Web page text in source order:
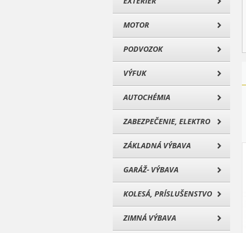
MOTOR
PODVOZOK
VÝFUK
AUTOCHÉMIA
ZABEZPEČENIE, ELEKTRO
ZÁKLADNÁ VÝBAVA
GARÁŽ- VÝBAVA
KOLESÁ, PRÍSLUŠENSTVO
ZIMNÁ VÝBAVA